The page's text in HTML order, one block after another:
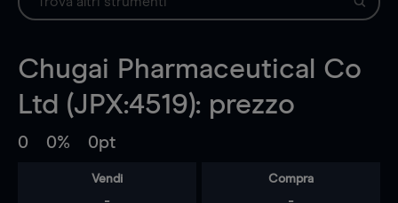
Chugai Pharmaceutical Co
Ltd (JPX:4519): prezzo
0 0% 0pt
Vendi Compra